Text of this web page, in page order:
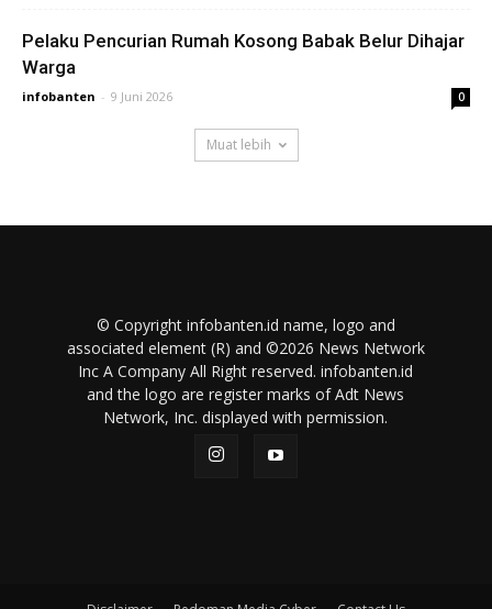
Pelaku Pencurian Rumah Kosong Babak Belur Dihajar
Warga
infobanten - 9 Juni 2026 0
Muat lebih
© Copyright infobanten.id name, logo and
associated element (R) and ©2026 News Network
Inc A Company All Right reserved. infobanten.id
and the logo are register marks of Adt News
Network, Inc. displayed with permission.